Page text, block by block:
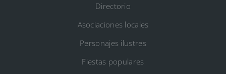
Directorio
Asociaciones locales
Personajes ilustres
Fiestas populares